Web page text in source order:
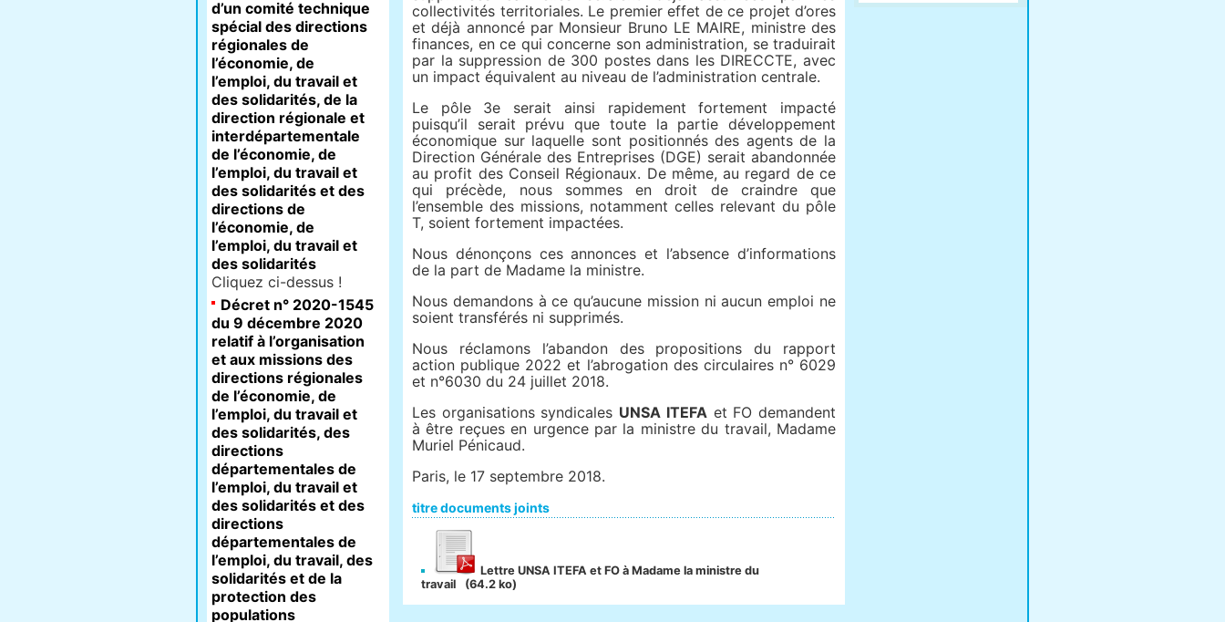
collectivités territoriales. Le premier effet de ce projet d’ores
et déjà annoncé par Monsieur Bruno LE MAIRE, ministre des
finances, en ce qui concerne son administration, se traduirait
par la suppression de 300 postes dans les DIRECCTE, avec
un impact équivalent au niveau de l’administration centrale.
Le pôle 3e serait ainsi rapidement fortement impacté
puisqu’il serait prévu que toute la partie développement
économique sur laquelle sont positionnés des agents de la
Direction Générale des Entreprises (DGE) serait abandonnée
au profit des Conseil Régionaux. De même, au regard de ce
qui précède, nous sommes en droit de craindre que
l’ensemble des missions, notamment celles relevant du pôle
T, soient fortement impactées.
Nous dénonçons ces annonces et l’absence d’informations
de la part de Madame la ministre.
Nous demandons à ce qu’aucune mission ni aucun emploi ne
soient transférés ni supprimés.
Nous réclamons l’abandon des propositions du rapport
action publique 2022 et l’abrogation des circulaires n° 6029
et n°6030 du 24 juillet 2018.
Les organisations syndicales UNSA ITEFAet FO demandent
à être reçues en urgence par la ministre du travail, Madame
Muriel Pénicaud.
Paris, le 17 septembre 2018.
titre documents joints
Lettre UNSA ITEFA et FO à Madame la ministre du
travail
(64.2 ko)
d’un comité technique
spécial des directions
régionales de
l’économie, de
l’emploi, du travail et
des solidarités, de la
direction régionale et
interdépartementale
de l’économie, de
l’emploi, du travail et
des solidarités et des
directions de
l’économie, de
l’emploi, du travail et
des solidarités
Cliquez ci-dessus !
Décret n° 2020-1545
du 9 décembre 2020
relatif à l’organisation
et aux missions des
directions régionales
de l’économie, de
l’emploi, du travail et
des solidarités, des
directions
départementales de
l’emploi, du travail et
des solidarités et des
directions
départementales de
l’emploi, du travail, des
solidarités et de la
protection des
populations